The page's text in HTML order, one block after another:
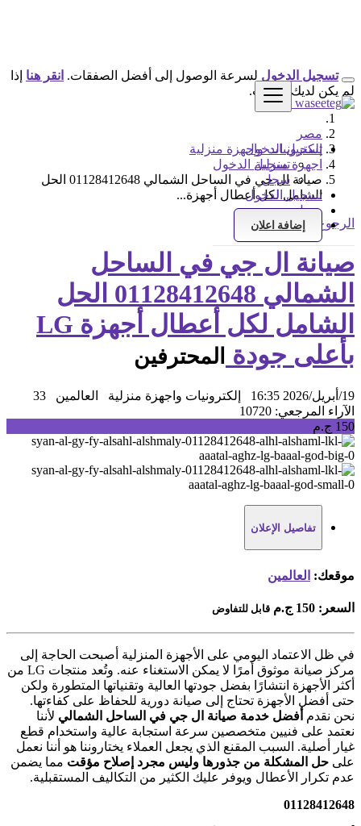
تسجيل الدخول
تسجيل الدخول
سجل
تسجيل الدخول
سجل
إضافة اعلان
تسجيل الدخول لسرعة الوصول إلى أفضل الصفقات. انقر هنا إذا
لم يكن لديك حساب.
مصر
إلكترونيات واجهزة منزلية
اجهزة منزلية
صيانة ال جي في الساحل الشمالي 01128412648 الحل
الشامل لكل أعطال أجهزة...
الرجوع إلى النتائج
صيانة ال جي في الساحل
الشمالي 01128412648 الحل
الشامل لكل أعطال أجهزة LG
بأعلى جودة
المحترفين
19/أبريل/2026 16:35 إلكترونيات واجهزة منزلية العالمين
33
الآراء المرجعي: 10720
150 ج.م
تفاصيل الإعلان
موقعك: العالمين
السعر: 150 ج.م قابل للتفاوض
في ظل الاعتماد اليومي على الأجهزة المنزلية أصبحت الحاجة إلى
مركز صيانة موثوق أمرًا لا يمكن الاستغناء عنه. وتُعد منتجات LG من
أكثر الأجهزة انتشارًا بفضل جودتها العالية وتقنياتها المتطورة ولكن
حتى أفضل الأجهزة تحتاج إلى صيانة دورية للحفاظ على كفاءتها.
نحن نقدم أفضل خدمة صيانة ال جي في الساحل الشمالي لأننا
نعتمد على فنيين متخصصين سرعة استجابة عالية واستخدام قطع
غيار أصلية. السبب المقنع الذي يجعل العملاء يختاروننا هو أننا نعمل
على حل المشكلة من جذورها وليس مجرد إصلاح مؤقت مما يضمن
عدم تكرار الأعطال ويوفر عليك الكثير من التكاليف المستقبلية.
01128412648